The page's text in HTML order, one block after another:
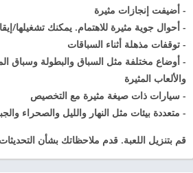
- أضيفت إنجازات مثيرة
- أحوال جوية مثيرة للاهتمام. يمكنك تشغيلها/
- توقفات مذهلة أثناء السباقات
- أوضاع مختلفة مثل السباق والبطولة وسباق
والألعاب المثيرة
- سيارات ذات صيغة مثيرة مع التخصيص
- متعددة بيئات مثل النهار والليل والصحراء
قم بتنزيل اللعبة. قدم ملاحظاتك بشأن